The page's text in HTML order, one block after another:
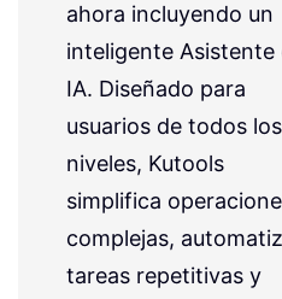
ahora incluyendo un
inteligente Asistente
IA. Diseñado para
usuarios de todos los
niveles, Kutools
simplifica
complejas,
tareas repetitivas y